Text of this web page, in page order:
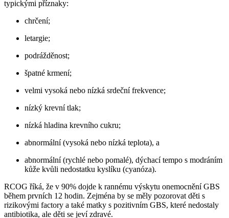
typickými příznaky:
chrčení;
letargie;
podrážděnost;
špatné krmení;
velmi vysoká nebo nízká srdeční frekvence;
nízký krevní tlak;
nízká hladina krevního cukru;
abnormální (vysoká nebo nízká teplota), a
abnormální (rychlé nebo pomalé), dýchací tempo s modráním
kůže kvůli nedostatku kyslíku (cyanóza).
RCOG říká, že v 90% dojde k rannému výskytu onemocnění GBS
během prvních 12 hodin. Zejména by se měly pozorovat děti s
rizikovými factory a také matky s pozitivním GBS, které nedostaly
antibiotika, ale děti se jeví zdravé.